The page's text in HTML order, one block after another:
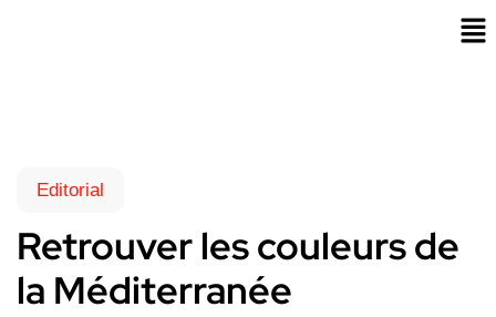
Editorial
Retrouver les couleurs de
la Méditerranée